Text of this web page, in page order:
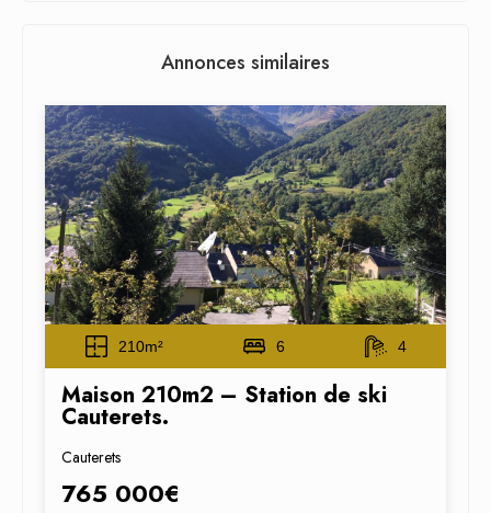
Annonces similaires
210m² 6 4
Maison 210m2 – Station de ski
Cauterets.
Cauterets
765 000€